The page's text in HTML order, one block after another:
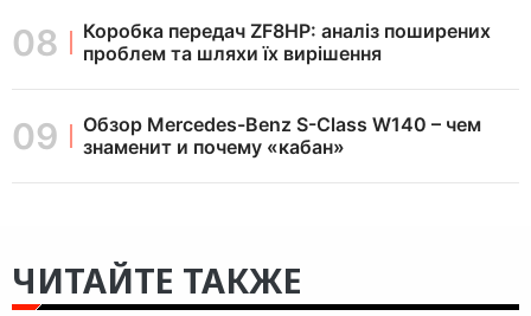
Коробка передач ZF8HP: аналіз поширених
проблем та шляхи їх вирішення
Обзор Mercedes-Benz S-Class W140 – чем
знаменит и почему «кабан»
ЧИТАЙТЕ ТАКЖЕ